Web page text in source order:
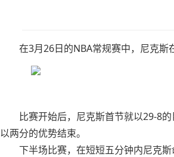
在3月26日的NBA常规赛中，尼克斯在
比赛开始后，尼克斯首节就以29-8的
以两分的优势结束。
下半场比赛，在短短五分钟内尼克斯